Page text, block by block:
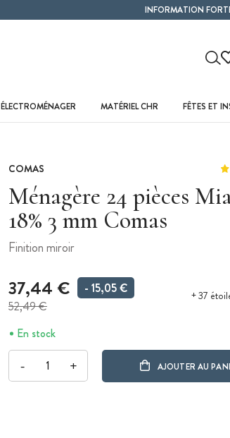
INFORMATION
ÉLECTROMÉNAGER MATÉRIEL CHR FÊTES ET
COMAS
Ménagère 24 pièces
18% 3 mm Comas
Finition miroir
37,44 €
52,49 €
- 15,05 € + 37
En stock
- + AJOUTER AU